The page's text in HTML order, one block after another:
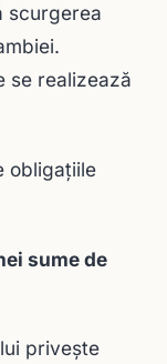
scurgerea
se realizează
obligaţiile
sume de
priveşte